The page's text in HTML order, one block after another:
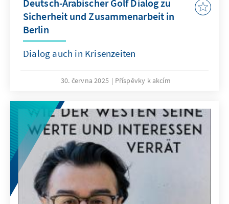
Deutsch-Arabischer Golf Dialog zu
Sicherheit und Zusammenarbeit in
Berlin
Dialog auch in Krisenzeiten
30. června 2025 Příspěvky k akcím